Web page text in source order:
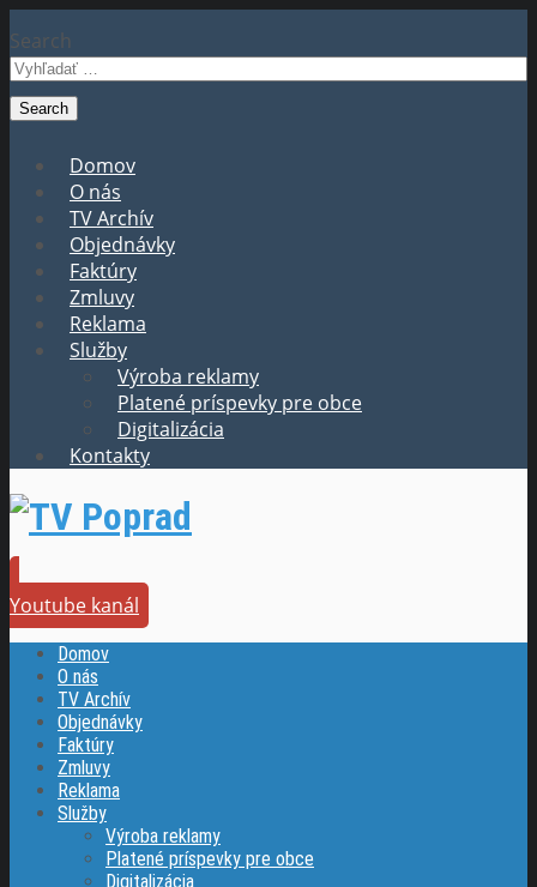
Search
Domov
O nás
TV Archív
Objednávky
Faktúry
Zmluvy
Reklama
Služby
Výroba reklamy
Platené príspevky pre obce
Digitalizácia
Kontakty
Youtube kanál
Domov
O nás
TV Archív
Objednávky
Faktúry
Zmluvy
Reklama
Služby
Výroba reklamy
Platené príspevky pre obce
Digitalizácia